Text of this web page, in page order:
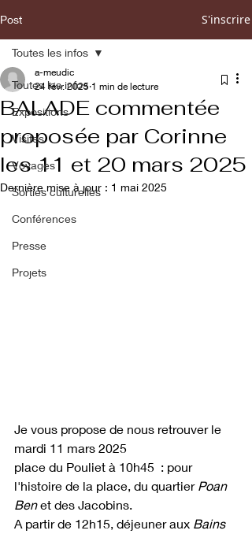
Post S'inscrire
Toutes les infos
Expositions
Visites
Voyages
Sorties culturelles
Conférences
Presse
Projets
Toutes les infos
BALADE commentée
proposée par Corinne
les 11 et 20 mars 2025
a-meudic
24 févr. 2025 1 min de lecture
Dernière mise à jour : 1 mai 2025
Je vous propose de nous retrouver le
mardi 11 mars 2025
place du Pouliet à 10h45  : pour
l'histoire de la place, du quartier Poan
Ben et des Jacobins.
A partir de 12h15, déjeuner aux Bains